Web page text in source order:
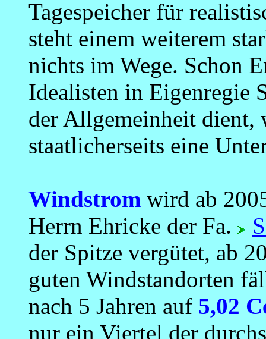
Tagespeicher für
steht einem weiterem
nichts im Wege. Schon
Idealisten in Eigenregie
der Allgemeinheit dient,
staatlicherseits eine
Windstrom wird ab
Herrn Ehricke der Fa.
der Spitze vergütet, ab
guten Windstandorten
nach 5 Jahren auf 5,02
nur ein Viertel der